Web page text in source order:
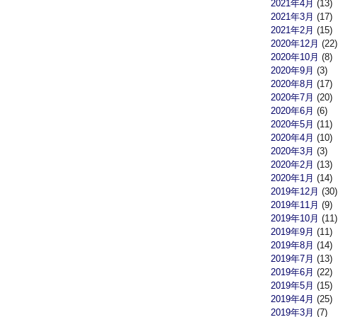
2021年4月 (13)
2021年3月 (17)
2021年2月 (15)
2020年12月 (22)
2020年10月 (8)
2020年9月 (3)
2020年8月 (17)
2020年7月 (20)
2020年6月 (6)
2020年5月 (11)
2020年4月 (10)
2020年3月 (3)
2020年2月 (13)
2020年1月 (14)
2019年12月 (30)
2019年11月 (9)
2019年10月 (11)
2019年9月 (11)
2019年8月 (14)
2019年7月 (13)
2019年6月 (22)
2019年5月 (15)
2019年4月 (25)
2019年3月 (7)